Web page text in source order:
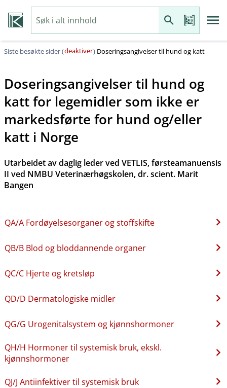
Siste besøkte sider (deaktiver) Doseringsangivelser til hund og katt
Doseringsangivelser til hund og
katt for legemidler som ikke er
markedsførte for hund og​/​eller
katt i Norge
Utarbeidet av daglig leder ved VETLIS, førsteamanuensis
II ved NMBU Veterinærhøgskolen, dr. scient. Marit
Bangen
QA​/​A Fordøyelsesorganer og stoffskifte
QB​/​B Blod og bloddannende organer
QC​/​C Hjerte og kretsløp
QD​/​D Dermatologiske midler
QG​/​G Urogenitalsystem og kjønnshormoner
QH​/​H Hormoner til systemisk bruk, ekskl.
kjønnshormoner
QJ​/​J Antiinfektiver til systemisk bruk